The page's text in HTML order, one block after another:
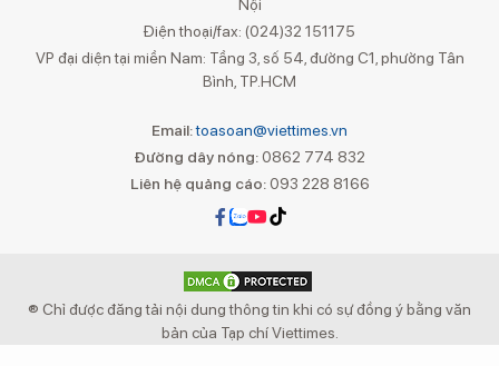
Nội
Điện thoại/fax: (024)32 151175
VP đại diện tại miền Nam: Tầng 3, số 54, đường C1, phường Tân
Bình, TP.HCM
Email:toasoan@viettimes.vn
Đường dây nóng: 0862 774 832
Liên hệ quảng cáo:093 228 8166
® Chỉ được đăng tải nội dung thông tin khi có sự đồng ý bằng văn
bản của Tạp chí Viettimes.